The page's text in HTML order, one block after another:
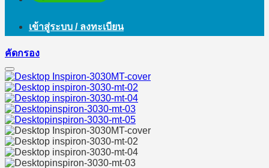
เข้าสู่ระบบ / ลงทะเบียน
คัดกรอง